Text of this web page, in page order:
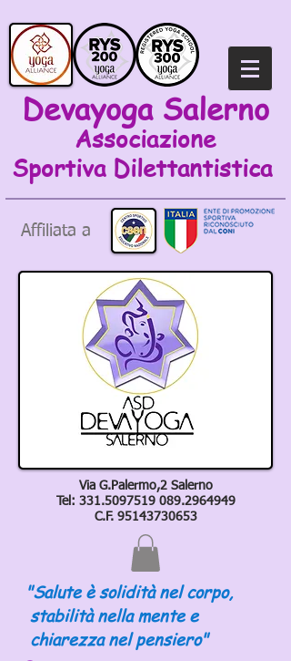
Devayoga Salerno
Associazione
Sportiva Dilettantistica
Affiliata a
Via G.Palermo,2 Salerno
Tel: 331.5097519 089.2964949
C.F. 95143730653
"Salute è solidità nel corpo,
stabilità nella mente e
chiarezza nel pensiero"